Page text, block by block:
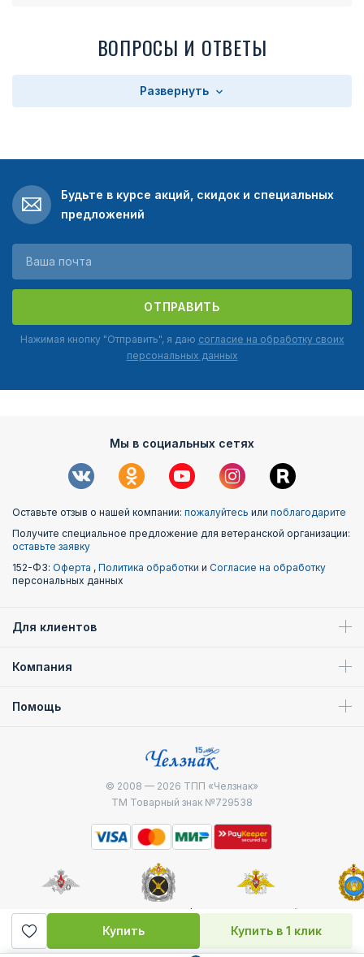
Купить Купить в 1 клик
ВОПРОСЫ И ОТВЕТЫ
Развернуть
Будьте в курсе акций, скидок и специальных
предложений
ОТПРАВИТЬ
Нажимая кнопку "Отправить", я даю согласие на обработку своих
персональных данных
Мы в социальных сетях
Оставьте отзыв о нашей компании: пожалуйтесь или поблагодарите
Получите специальное предложение для ветеранской организации:
оставьте заявку
152-ФЗ: Оферта , Политика обработки и Согласие на обработку
персональных данных
Для клиентов
Компания
Помощь
© 2008 — 2026 ТПП «Челзнак»
ТМ Товарный знак №729538
Министерство
Генштаб ВС РФ
Военно-морской
флот
десантные